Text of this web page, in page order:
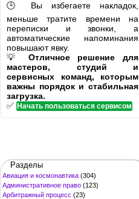
🕒 Вы избегаете накладок,
меньше тратите времени на
переписки и звонки, а
автоматические напоминания
повышают явку.
💡 Отличное решение для
мастеров, студий и
сервисных команд, которым
важны порядок и стабильная
загрузка.
✅ Начать пользоваться сервисом
Разделы
Авиация и космонавтика (304)
Административное право (123)
Арбитражный процесс (23)